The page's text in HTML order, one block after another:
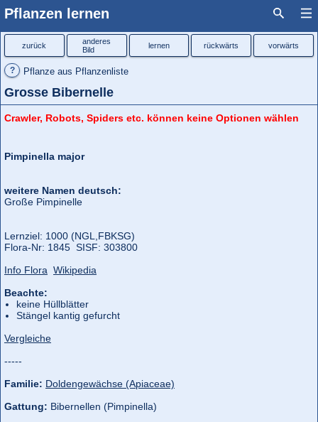
Pflanzen lernen
? Pflanze aus Pflanzenliste
Grosse Bibernelle
zurück
anderes
Bild
lernen rückwärts vorwärts
Crawler, Robots, Spiders etc. können keine Optionen wählen
Pimpinella major
weitere Namen deutsch:
Große Pimpinelle
Lernziel: 1000 (NGL, FBKSG)
Flora‑Nr: 1845 SISF: 303800
Info Flora Wikipedia
Beachte:
keine Hüllblätter
Stängel kantig gefurcht
Vergleiche
-----
Familie: Doldengewächse (Apiaceae)
Gattung: Bibernellen (Pimpinella)